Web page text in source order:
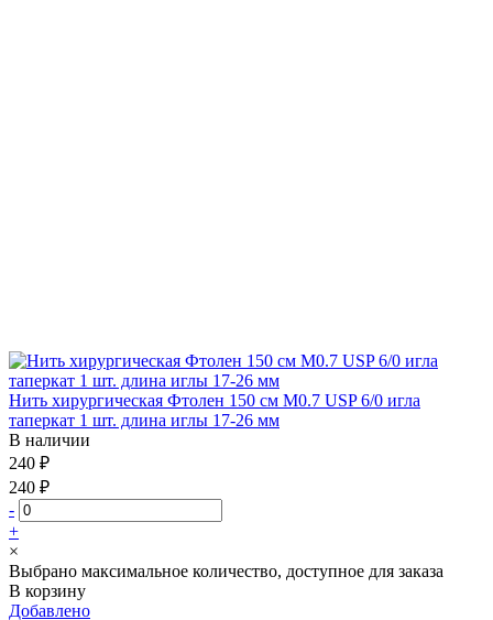
Нить хирургическая Фтолен 150 см М0.7 USP 6/0 игла
таперкат 1 шт. длина иглы 17-26 мм
В наличии
240 ₽
240 ₽
-
+
×
Выбрано максимальное количество, доступное для заказа
В корзину
Добавлено